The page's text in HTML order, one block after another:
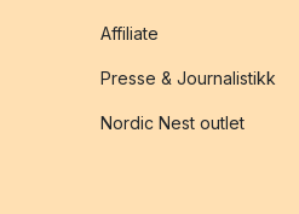
Affiliate
Presse & Journalistikk
Nordic Nest outlet